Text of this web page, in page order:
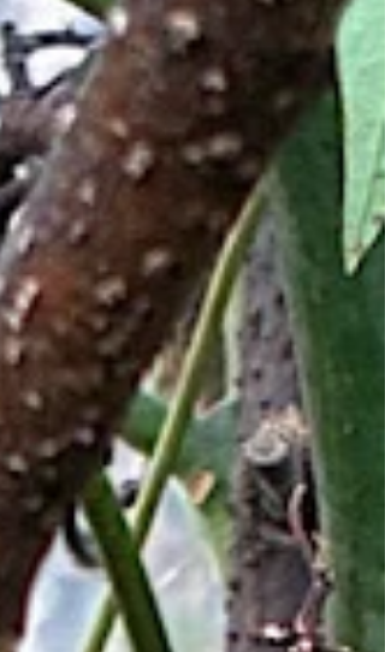
分。 明日の朝に疲れを残さず、今日頑張っ
た自分への小さなご褒美です。 あとは夜更
かしせず、しっかり寝て体力を回復させよ
う。 今日も一日、よう頑張った。 さぁ、明
日も元気にっ(´∇｀) ﾉ 農林水産大臣賞の受
を目指して あと169日